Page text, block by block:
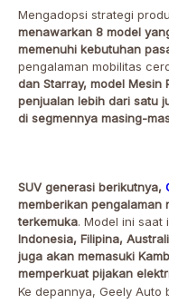
Mengadopsi strategi
menawarkan 8 model
memenuhi kebutuhan
pengalaman mobilitas
dan Starray, model Mesin
penjualan lebih dari satu
di segmennya masing-
SUV generasi berikutnya,
memberikan pengalaman
terkemuka. Model ini saat
Indonesia, Filipina,
juga akan memasuki
memperkuat pijakan
Ke depannya, Geely Auto